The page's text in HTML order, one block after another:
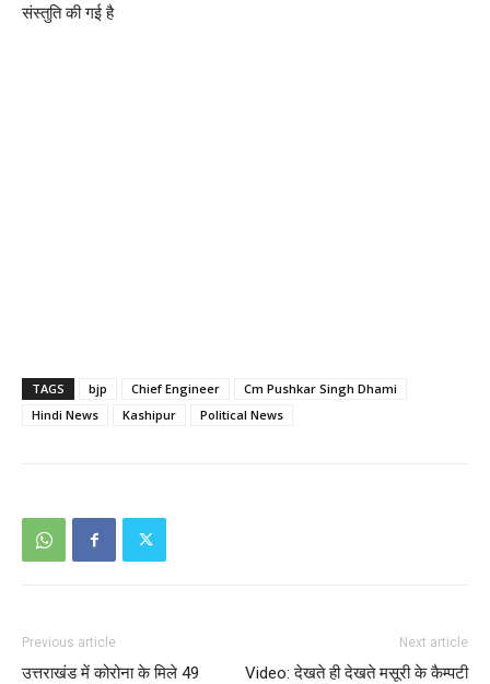
संस्तुति की गई है
TAGS bjp Chief Engineer
Cm Pushkar Singh Dhami
Hindi News
Kashipur Political News
Previous article
उत्तराखंड में कोरोना के मिले 49
Next article
Video: देखते ही देखते मसूरी के कैम्पटी